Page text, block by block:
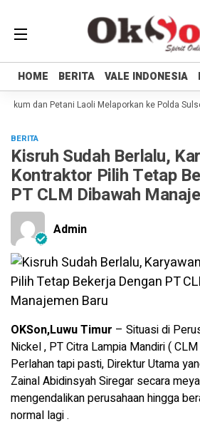
HOME BERITA VALE INDONESIA
HOME BERITA VALE INDONESIA
dan Petani Laoli Melaporkan ke Polda
BERITA
Kisruh Sudah Berlalu,
Kontraktor Pilih Tetap
PT CLM Dibawah
Admin
OKSon,Luwu Timur – Situasi di
Nickel , PT Citra Lampia Mandiri (
Perlahan tapi pasti, Direktur Utama
Zainal Abidinsyah Siregar secara
mengendalikan perusahaan hingga
normal lagi .